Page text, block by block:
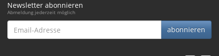
Newsletter abonnieren
Abmeldung jederzeit möglich
Email-
Adresse
abonnieren